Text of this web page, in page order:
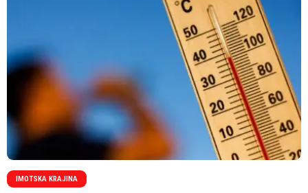
IMOTSKA KRAJINA